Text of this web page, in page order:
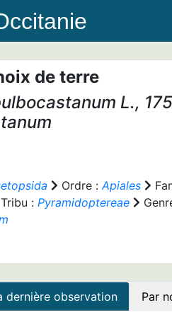
de terre
L.,
Ordre :Apiales
Tribu : Pyramidoptereae
dernière observation Par